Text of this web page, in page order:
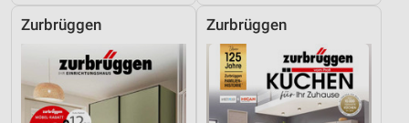
Zurbrüggen Zurbrüggen